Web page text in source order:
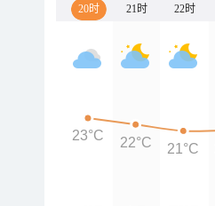
20时 21时 22时
23°C 22°C 21°C